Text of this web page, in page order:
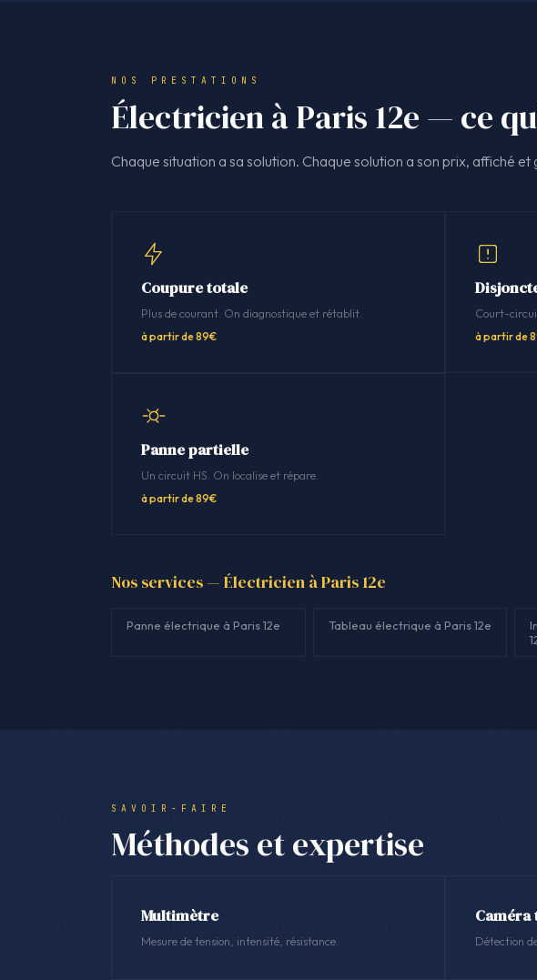
NOS PRESTATIONS
Électricien à Paris 12e — ce
Chaque situation a sa solution. Chaque solution a son prix, affiché et
Coupure totale
Plus de courant. On diagnostique et rétablit.
à partir de 89€
Court-
à partir de
Panne partielle
Un circuit HS. On localise et répare.
à partir de 89€
Nos services — Électricien à Paris 12e
Panne électrique à Paris 12e Tableau électrique à Paris 12e
SAVOIR-FAIRE
Méthodes et expertise
Multimètre
Mesure de tension, intensité, résistance. Détection